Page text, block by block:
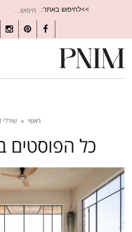
>>לחיפוש באתר:
Facebook
Pinterest
ראשי » שירלי
כל הפוסטים